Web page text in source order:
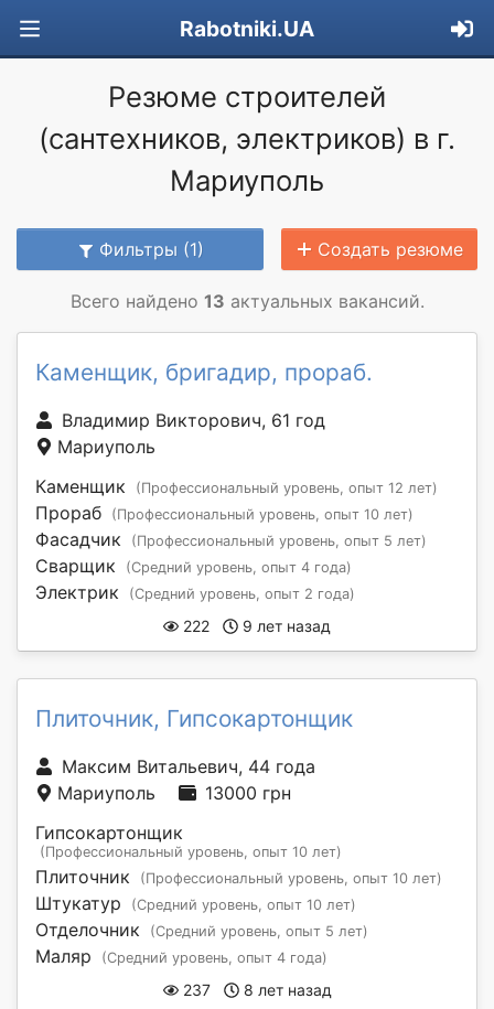
Rabotniki.UA
Резюме строителей
(сантехников, электриков) в г.
Мариуполь
Фильтры (1) Создать резюме
Всего найдено 13 актуальных вакансий.
Каменщик, бригадир, прораб.
Владимир Викторович, 61 год
Мариуполь
Каменщик
(Профессиональный уровень, опыт 12 лет)
Прораб (Профессиональный уровень, опыт 10 лет)
Фасадчик (Профессиональный уровень, опыт 5 лет)
Сварщик (Средний уровень, опыт 4 года)
Электрик (Средний уровень, опыт 2 года)
222 9 лет назад
Плиточник, Гипсокартонщик
Максим Витальевич, 44 года
Мариуполь
13000 грн
Гипсокартонщик
(Профессиональный уровень, опыт 10 лет)
Плиточник (Профессиональный уровень, опыт 10 лет)
Штукатур (Средний уровень, опыт 10 лет)
Отделочник (Средний уровень, опыт 5 лет)
Маляр (Средний уровень, опыт 4 года)
237 8 лет назад